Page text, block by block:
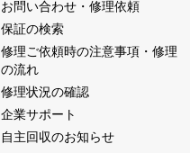
お問い合わせ・修理依頼
保証の検索
修理ご依頼時の注意事項・修理
の流れ
修理状況の確認
企業サポート
自主回収のお知らせ